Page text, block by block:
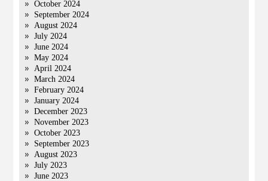
October 2024
September 2024
August 2024
July 2024
June 2024
May 2024
April 2024
March 2024
February 2024
January 2024
December 2023
November 2023
October 2023
September 2023
August 2023
July 2023
June 2023